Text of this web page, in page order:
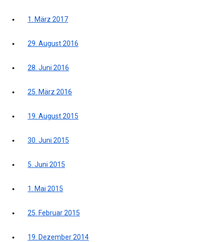
1. März 2017
29. August 2016
28. Juni 2016
25. März 2016
19. August 2015
30. Juni 2015
5. Juni 2015
1. Mai 2015
25. Februar 2015
19. Dezember 2014